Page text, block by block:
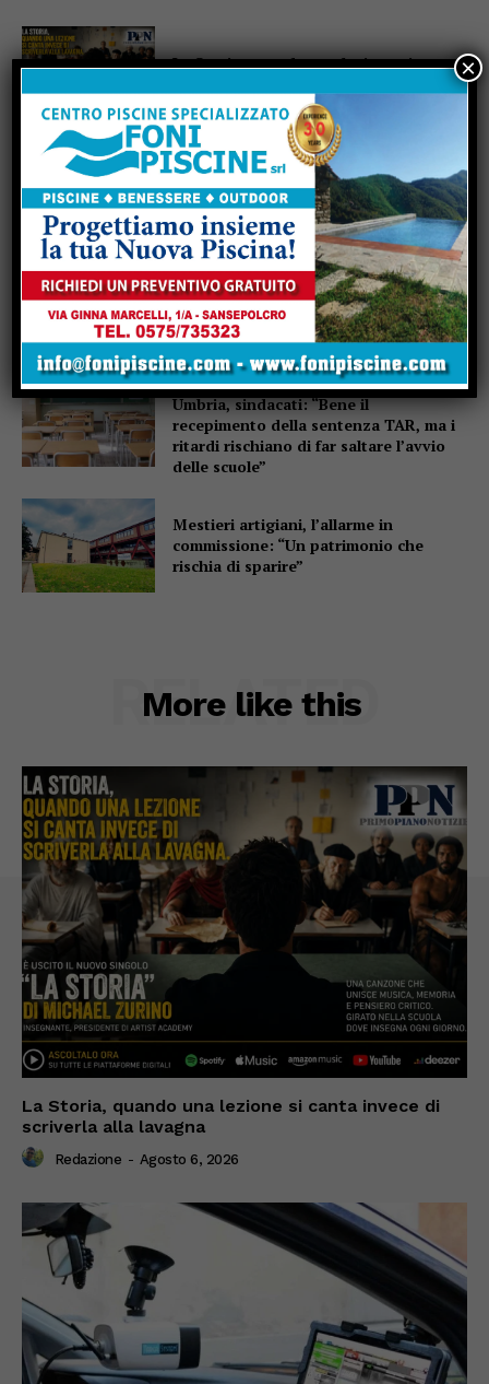
La Storia, quando una lezione si canta
Motociclo senza patente,
assicurazione e revisione scadute da
anni: pizzicato dal Targa System un
70enne
San Sisto sott’acqua dopo i lavori,
Forza Italia: “Basta una pioggia per far
saltare tutto”
Dimensionamento scolastico in
Umbria, sindacati: “Bene il
recepimento della sentenza TAR, ma i
ritardi rischiano di far saltare l’avvio
delle scuole”
Mestieri artigiani, l’allarme in
commissione: “Un patrimonio che
rischia di sparire”
More like this
RELATED
La Storia, quando una lezione si canta invece di
scriverla alla lavagna
Redazione - Agosto 6, 2026
×